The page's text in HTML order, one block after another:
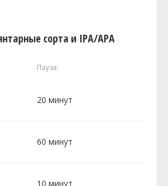
сорта и IPA/APA
Пауза:
20 минут
60 минут
10 минут